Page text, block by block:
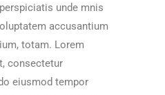
unde mnis
accusantium
totam. Lorem
consectetur
eiusmod tempor